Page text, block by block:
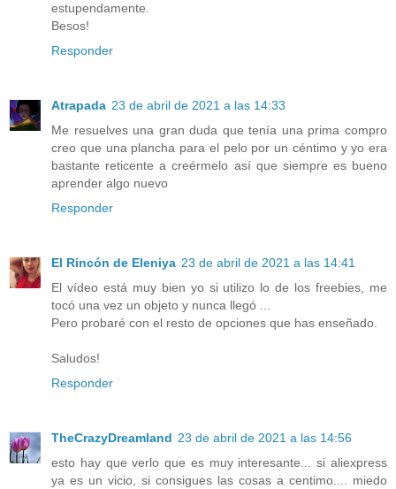
estupendamente.
Besos!
Responder
Atrapada 23 de abril de 2021 a las 14:33
Me resuelves una gran duda que tenía una prima compro
creo que una plancha para el pelo por un céntimo y yo era
bastante reticente a creérmelo así que siempre es bueno
aprender algo nuevo
Responder
El Rincón de Eleniya 23 de abril de 2021 a las 14:41
El vídeo está muy bien yo si utilizo lo de los freebies, me
tocó una vez un objeto y nunca llegó ...
Pero probaré con el resto de opciones que has enseñado.
Saludos!
Responder
TheCrazyDreamland 23 de abril de 2021 a las 14:56
esto hay que verlo que es muy interesante... si aliexpress
ya es un vicio, si consigues las cosas a centimo.... miedo